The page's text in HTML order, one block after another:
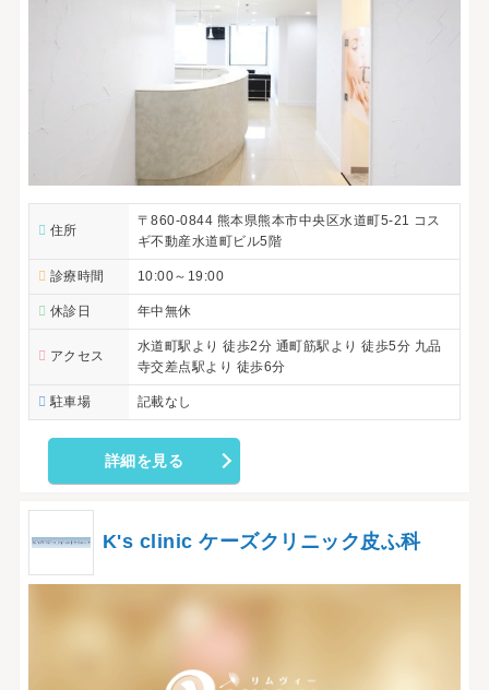
住所
〒860-0844 熊本県熊本市中央区水道町5-21 コス
ギ不動産水道町ビル5階
診療時間 10:00～19:00
休診日 年中無休
アクセス
水道町駅より 徒歩2分 通町筋駅より 徒歩5分 九品
寺交差点駅より 徒歩6分
駐車場 記載なし
詳細を見る
K's clinic ケーズクリニック皮ふ科